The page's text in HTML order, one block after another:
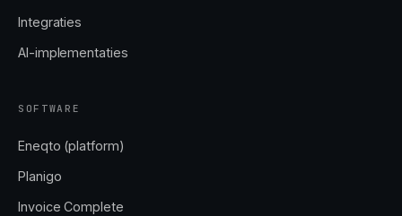
Integraties
AI-implementaties
SOFTWARE
Eneqto (platform)
Planigo
Invoice Complete